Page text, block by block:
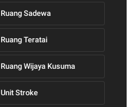
Ruang Sadewa
Ruang Teratai
Ruang Wijaya Kusuma
Unit Stroke